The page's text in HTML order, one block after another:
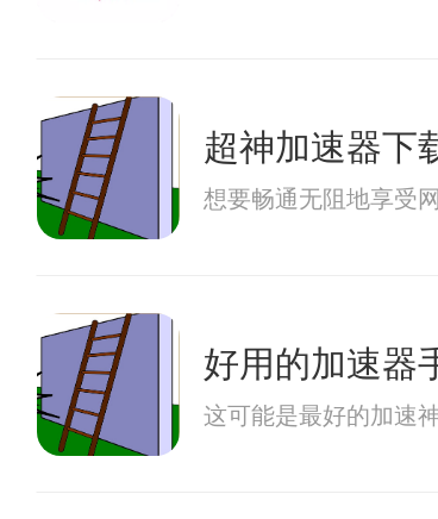
超神加速器下
想要畅通无阻地享受
好用的加速器
这可能是最好的加速